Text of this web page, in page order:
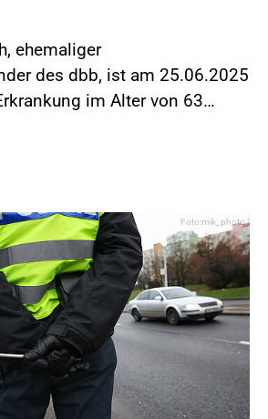
ehemaliger
des dbb, ist am 25.06.2025
im Alter von 63…
Foto:mik_photo